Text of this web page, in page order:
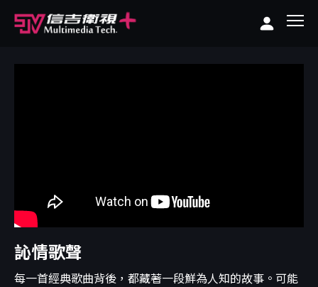
訫情歌聲
每一首經典歌曲背後，都藏著一段鮮為人知的故事。可能